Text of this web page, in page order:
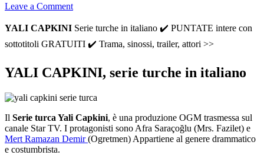
Leave a Comment
YALI CAPKINI Serie turche in italiano ✔️ PUNTATE intere con
sottotitoli GRATUITI ✔️ Trama, sinossi, trailer, attori >>
YALI CAPKINI, serie turche in italiano
Il Serie turca Yali Capkini, è una produzione OGM trasmessa sul
canale Star TV. I protagonisti sono Afra Saraçoğlu (Mrs. Fazilet) e
Mert Ramazan Demir(Ogretmen) Appartiene al genere drammatico
e costumbrista.